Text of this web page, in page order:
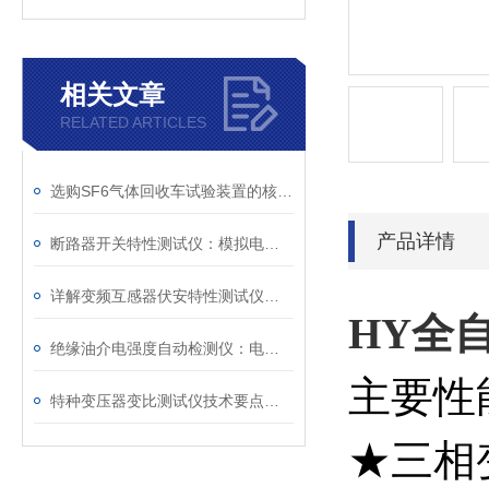
相关文章
RELATED ARTICLES
产品详情
HY全
主要性
★三相